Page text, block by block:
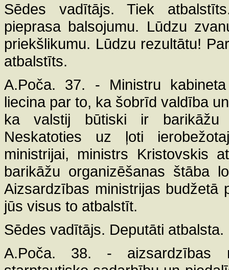
Sēdes vadītājs. Tiek
pieprasa balsojumu. Lūdzu
priekšlikumu. Lūdzu rezultātu!
atbalstīts.
A.Poča. 37. - Ministru
liecina par to, ka šobrīd valdība
ka valstij būtiski ir barikāžu
Neskatoties uz ļoti
ministrijai, ministrs Kristovskis
barikāžu organizēšanas štāba
Aizsardzības ministrijas budžetā
jūs visus to atbalstīt.
Sēdes vadītājs. Deputāti atbalsta.
A.Poča. 38. - aizsardzības